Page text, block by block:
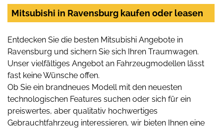
Mitsubishi in Ravensburg kaufen oder leasen
Entdecken Sie die besten Mitsubishi Angebote in
Ravensburg und sichern Sie sich Ihren Traumwagen.
Unser vielfältiges Angebot an Fahrzeugmodellen lässt
fast keine Wünsche offen.
Ob Sie ein brandneues Modell mit den neuesten
technologischen Features suchen oder sich für ein
preiswertes, aber qualitativ hochwertiges
Gebrauchtfahrzeug interessieren, wir bieten Ihnen eine